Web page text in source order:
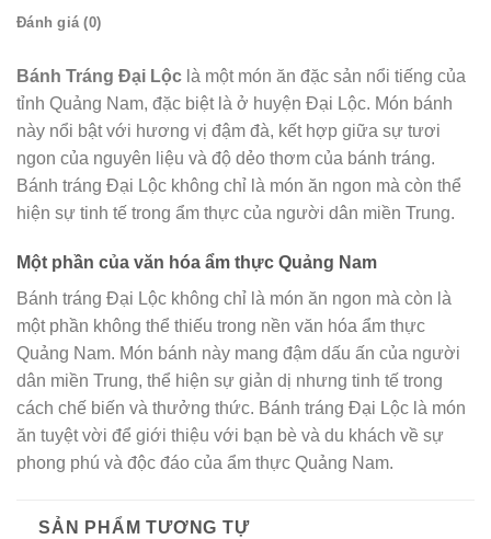
Đánh giá (0)
Bánh Tráng Đại Lộc là một món ăn đặc sản nổi tiếng của
tỉnh Quảng Nam, đặc biệt là ở huyện Đại Lộc. Món bánh
này nổi bật với hương vị đậm đà, kết hợp giữa sự tươi
ngon của nguyên liệu và độ dẻo thơm của bánh tráng.
Bánh tráng Đại Lộc không chỉ là món ăn ngon mà còn thể
hiện sự tinh tế trong ẩm thực của người dân miền Trung.
Một phần của văn hóa ẩm thực Quảng Nam
Bánh tráng Đại Lộc không chỉ là món ăn ngon mà còn là
một phần không thể thiếu trong nền văn hóa ẩm thực
Quảng Nam. Món bánh này mang đậm dấu ấn của người
dân miền Trung, thể hiện sự giản dị nhưng tinh tế trong
cách chế biến và thưởng thức. Bánh tráng Đại Lộc là món
ăn tuyệt vời để giới thiệu với bạn bè và du khách về sự
phong phú và độc đáo của ẩm thực Quảng Nam.
SẢN PHẨM TƯƠNG TỰ